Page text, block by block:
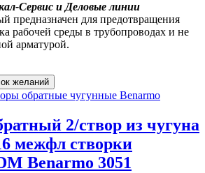
Сервис и Деловые линии
предназначен для предотвращения
рабочей среды в трубопроводах и не
арматурой.
желаний
обратные чугунные Benarmo
2/створ из чугуна
межфл створки
Benarmo 3051